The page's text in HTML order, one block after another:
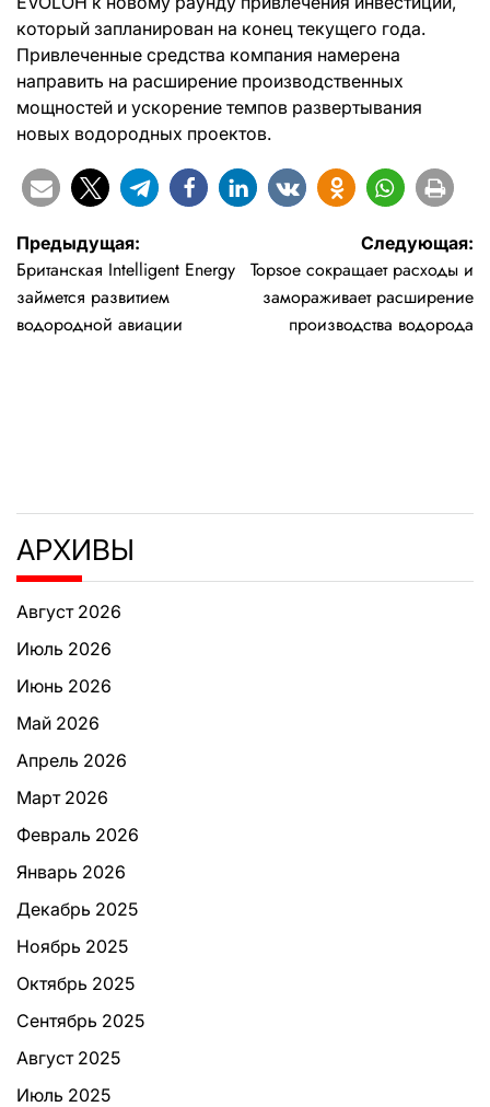
который запланирован на конец текущего года.
Привлеченные средства компания намерена
направить на расширение производственных
мощностей и ускорение темпов развертывания
новых водородных проектов.
Навигация
по
записям
Предыдущая:
Британская Intelligent Energy
займется развитием
водородной авиации
Следующая:
Topsoe сокращает расходы и
замораживает расширение
производства водорода
АРХИВЫ
Август 2026
Июль 2026
Июнь 2026
Май 2026
Апрель 2026
Март 2026
Февраль 2026
Январь 2026
Декабрь 2025
Ноябрь 2025
Октябрь 2025
Сентябрь 2025
Август 2025
Июль 2025